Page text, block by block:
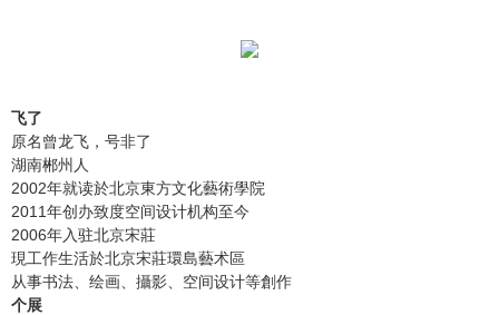
飞了
原名曾龙飞，号非了
湖南郴州人
2002年就读於北京東方文化藝術學院
2011年创办致度空间设计机构至今
2006年入驻北京宋莊
現工作生活於北京宋莊環島藝术區
从事书法、绘画、攝影、空间设计等創作
个展